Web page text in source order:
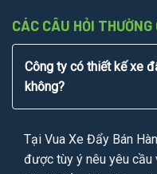
CÁC CÂU HỎI THƯỜNG
Công ty có thiết kế xe
không?
Tại Vua Xe Đẩy Bán
được tùy ý nêu yêu cầu